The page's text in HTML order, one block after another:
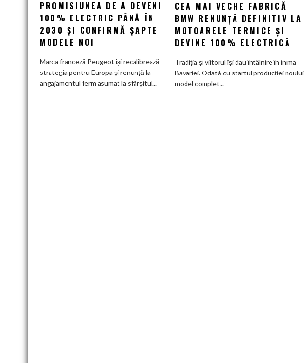
renunță
la
promisiunea
de
electric
PROMISIUNEA DE A DEVENI
100% ELECTRIC PÂNĂ ÎN
2030 ȘI CONFIRMĂ ȘAPTE
MODELE NOI
Marca franceză Peugeot își recalibrează
strategia pentru Europa și renunță la
angajamentul ferm asumat la sfârșitul...
nouă
eră
Munchen:
Cea
fabrică
CEA MAI VECHE FABRICĂ
BMW RENUNȚĂ DEFINITIV LA
MOTOARELE TERMICE ȘI
DEVINE 100% ELECTRICĂ
Tradiția și viitorul își dau întâlnire în inima
Bavariei. Odată cu startul producției noului
model complet...